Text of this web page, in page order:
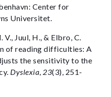
Center for
Universitet.
Juul, H., & Elbro, C.
of reading difficulties: A
the sensitivity to the
Dyslexia, 23(3), 251-